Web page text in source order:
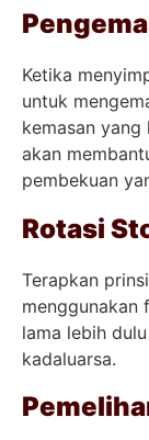
Ketika
untuk
kemasan
akan
pembekuan
Rotasi
Terapkan
menggunakan
lama lebih
kadaluarsa.